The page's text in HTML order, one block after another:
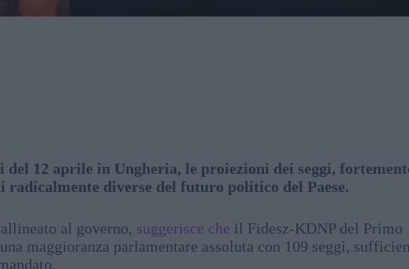
12 aprile in Ungheria, le proiezioni dei seggi,
diverse del futuro politico del Paese.
al governo, suggerisce che il Fidesz-KDNP del Primo
maggioranza parlamentare assoluta con 109 seggi,